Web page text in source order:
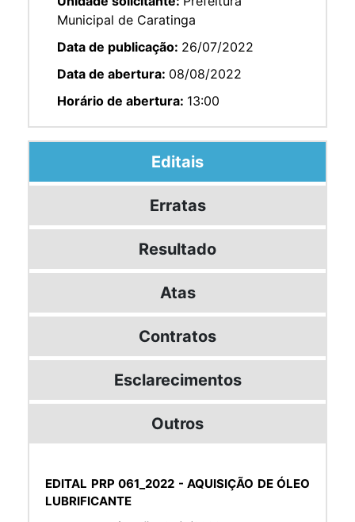
Municipal de Caratinga
Data de publicação: 26/07/2022
Data de abertura: 08/08/2022
Horário de abertura: 13:00
Editais
Erratas
Resultado
Atas
Contratos
Esclarecimentos
Outros
EDITAL PRP 061_2022 - AQUISIÇÃO DE ÓLEO
LUBRIFICANTE